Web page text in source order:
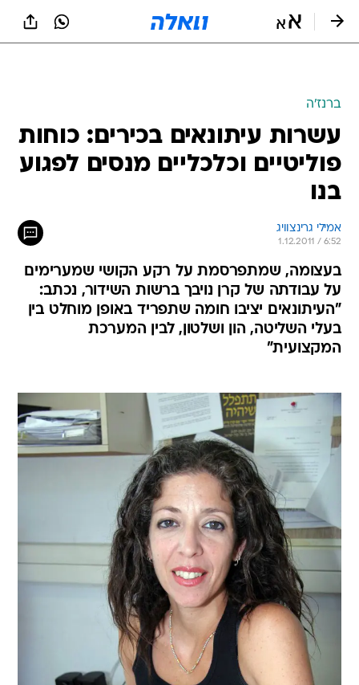
ברנז'ה
עשרות עיתונאים בכירים: כוחות
פוליטיים וכלכליים מנסים לפגוע
בנו
אמילי גרינצוויג
1.12.2011 / 6:52
בעצומה, שמתפרסמת על רקע הקושי שמערימים
על עבודתה של קרן נויבך ברשות השידור, נכתב:
"העיתונאים יציבו חומה שתפריד באופן מוחלט בין
בעלי השליטה, הון ושלטון, לבין המערכת
המקצועית"